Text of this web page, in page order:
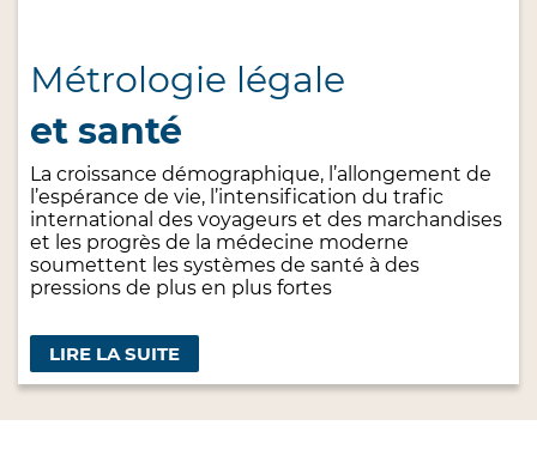
Métrologie légale
et santé
La croissance démographique, l’allongement de
l’espérance de vie, l’intensification du trafic
international des voyageurs et des marchandises
et les progrès de la médecine moderne
soumettent les systèmes de santé à des
pressions de plus en plus fortes
LIRE LA SUITE